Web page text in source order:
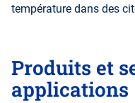
température dans des
Produits et
applications